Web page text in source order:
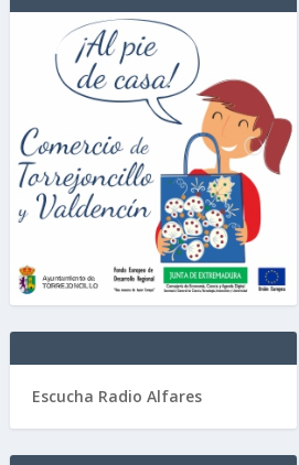
Escucha Radio Alfares